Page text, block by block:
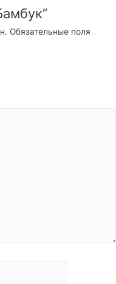
Обязательные поля